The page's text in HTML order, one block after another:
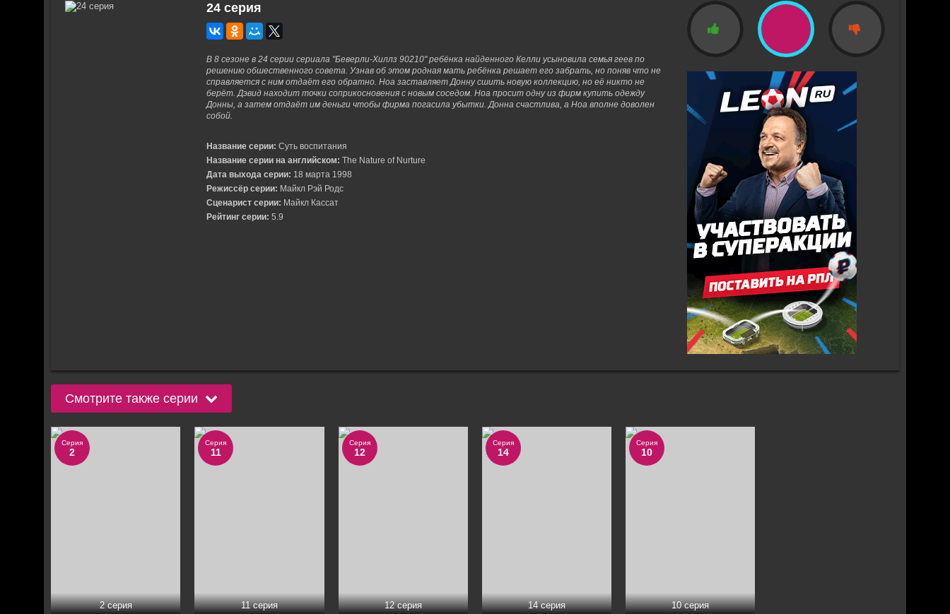
24 серия
В 8 сезоне в 24 серии сериала "Беверли-Хиллз 90210" ребёнка найденного Келли усыновила семья геев по
решению обшественного совета. Узнав об этом родная мать ребёнка решает его забрать, но поняв что не
справляется с ним отдаёт его обратно. Ноа заставляет Донну сшить новую коллекцию, но её никто не
берёт. Дэвид находит точки соприкосновения с новым соседом. Ноа просит одну из фирм купить одежду
Донны, а затем отдаёт им деньги чтобы фирма погасила убытки. Донна счастлива, а Ноа вполне доволен
собой.
Название серии: Суть воспитания
Название серии на английском: The Nature of Nurture
Дата выхода серии: 18 марта 1998
Режиссёр серии: Майкл Рэй Родс
Сценарист серии: Майкл Кассат
Рейтинг серии: 5.9
Смотрите также серии
Серия
2
2 серия
Серия
11
11 серия
Серия
12
12 серия
Серия
14
14 серия
Серия
10
10 серия